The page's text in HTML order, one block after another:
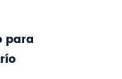
para